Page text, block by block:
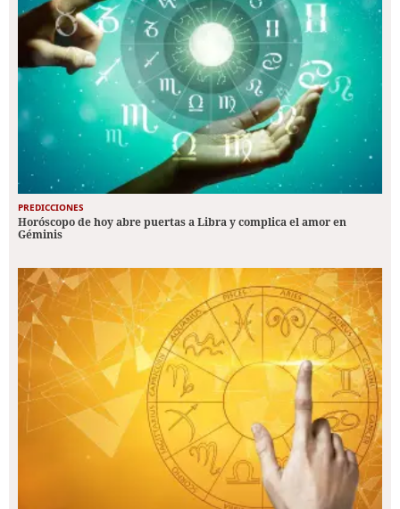
PREDICCIONES
Horóscopo de hoy abre puertas a Libra y complica el amor en
Géminis